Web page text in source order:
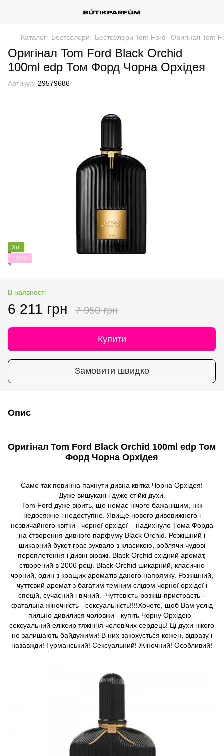
Каталог Бестселери Бестселери Tom Ford Оригінал Tom
Оригінал Tom Ford Black Orchid
100ml edp Том Форд Чорна Орхідея
Артикул: 29579686
Хіт
−22%
В наявності
6 211 грн 7 950 грн
Купити
Замовити швидко
Опис
Оригінал Tom Ford Black Orchid 100ml edp Том
Форд Чорна Орхідея
Саме так повинна пахнути дивна квітка Чорна Орхідея!
Дуже вишукані і дуже стійкі духи.
Tom Ford дуже вірить, що немає нічого бажанішим, ніж
недосяжне і недоступне. Явище нового дивовижного і
незвичайного квітки– чорної орхідеї – надихнуло Тома Форда
на створення дивного парфуму Black Orchid. Розкішний і
шикарний букет грає зухвало з класикою, роблячи чудові
переплетення і дивні віражі. Black Orchid східний аромат,
створений в 2006 році. Black Orchid шикарний, класично
чорний, один з кращих ароматів даного напрямку. Розкішний,
чуттєвий аромат з багатим темним слідом чорної орхідеї і
спецій, сучасний і вічний. Чуттєвість-розкіш-пристрасть--
фатальна жіночність - сексуальність!!!!Хочете, щоб Вам услід
пильно дивилися чоловіки - купіть Чорну Орхідею -
сексуальний еліксир тяжіння чоловічих сердець! Ці духи нікого
не залишають байдужими! В них закохується кожен, відразу і
назавжди! Гурманський! Сексуальний! Жіночний! Особливий!